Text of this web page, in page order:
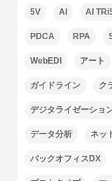
5V AI AI
PDCA RPA
WebEDI アート
ガイドライン ク
デジタライゼーショ
データ分析 ネッ
バックオフィスDX